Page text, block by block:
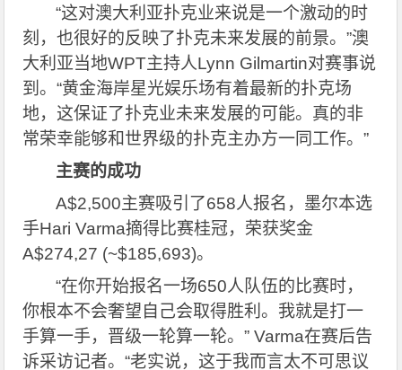
“这对澳大利亚扑克业来说是一个激动的时
刻，也很好的反映了扑克未来发展的前景。”澳
大利亚当地WPT主持人Lynn Gilmartin对赛事说
到。“黄金海岸星光娱乐场有着最新的扑克场
地，这保证了扑克业未来发展的可能。真的非
常荣幸能够和世界级的扑克主办方一同工作。”
主赛的成功
A$2,500主赛吸引了658人报名，墨尔本选
手Hari Varma摘得比赛桂冠，荣获奖金
A$274,27 (~$185,693)。
“在你开始报名一场650人队伍的比赛时，
你根本不会奢望自己会取得胜利。我就是打一
手算一手，晋级一轮算一轮。” Varma在赛后告
诉采访记者。“老实说，这于我而言太不可思议